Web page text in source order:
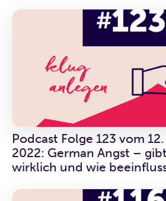
Podcast Folge 123 vom
2022: German Angst –
wirklich und wie